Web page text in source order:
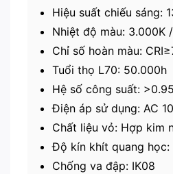
Hiệu suất chiếu sáng:
Nhiệt độ màu: 3.000K
Chỉ số hoàn màu:
Tuổi thọ L70: 50.000h
Hệ số công suất: >0.95
Điện áp sử dụng: AC
Chất liệu vỏ: Hợp kim
Độ kín khít quang học:
Chống va đập: IK08